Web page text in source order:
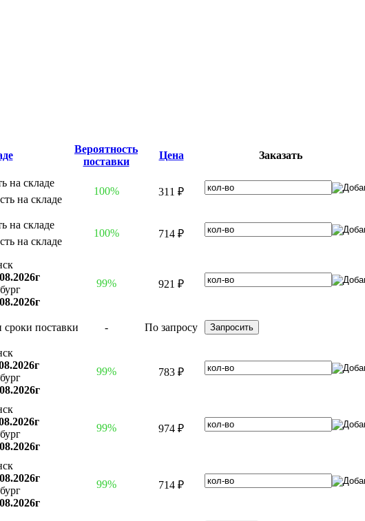
Вероятность
поставки
Цена Заказать
100% 311 ₽
100% 714 ₽
99% 921 ₽
- По запросу
99% 783 ₽
99% 974 ₽
99% 714 ₽